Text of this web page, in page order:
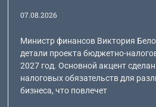
07.08.2026
Министр финансов Виктория
детали проекта бюджетно-
2027 год. Основной акцент
налоговых обязательств для
бизнеса, что повлечет